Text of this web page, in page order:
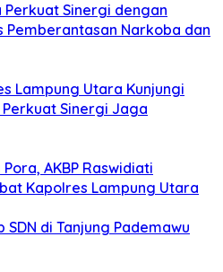
Sinergi dengan
Pemberantasan Narkoba dan
Lampung Utara Kunjungi
Sinergi Jaga
AKBP Raswidiati
Kapolres Lampung Utara
di Tanjung Pademawu